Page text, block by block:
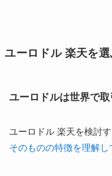
ユーロドル 楽天を
ユーロドルは世界で
ユーロドル 楽天を検討
そのものの特徴を理解し